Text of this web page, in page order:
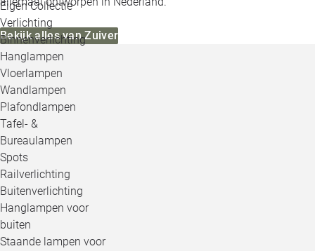
Eigen Collectie
Verlichting
Binnenverlichting
Hanglampen
Vloerlampen
Wandlampen
Plafondlampen
Tafel- &
Bureaulampen
Spots
Railverlichting
Buitenverlichting
Hanglampen voor
buiten
Staande lampen voor
Bekijk alles van Zuiver